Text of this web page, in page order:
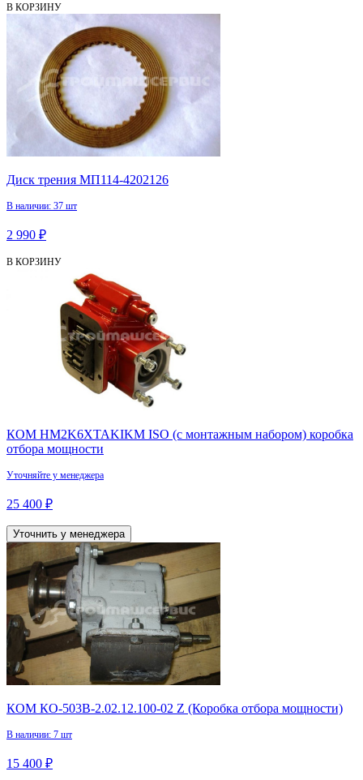
В КОРЗИНУ
Диск трения МП114-4202126
В наличии: 37 шт
2 990 ₽
В КОРЗИНУ
КОМ HM2K6XTAKIKM ISO (с монтажным набором) коробка
отбора мощности
Уточняйте у менеджера
25 400 ₽
Уточнить у менеджера
КОМ КО-503В-2.02.12.100-02 Z (Коробка отбора мощности)
В наличии: 7 шт
15 400 ₽